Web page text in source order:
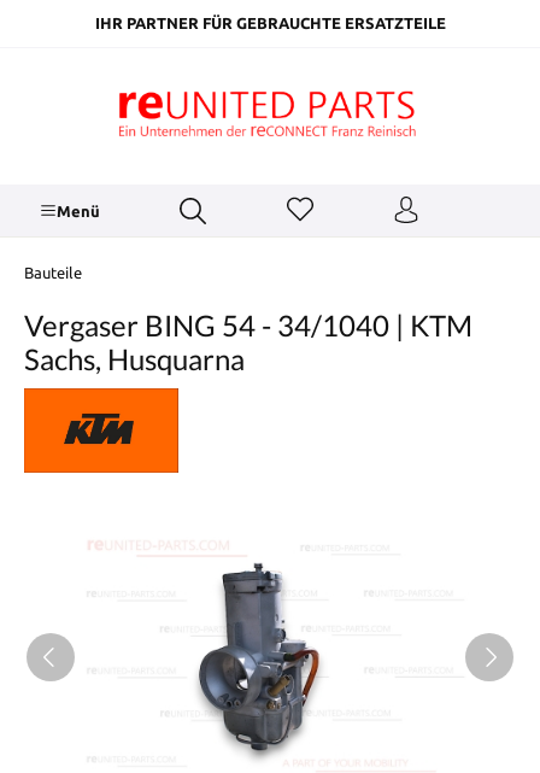
springenIHR PARTNER FÜR GEBRAUCHTE ERSATZTEILE
Menü
Bauteile
Vergaser BING 54 - 34/1040 | KTM
Sachs, Husquarna